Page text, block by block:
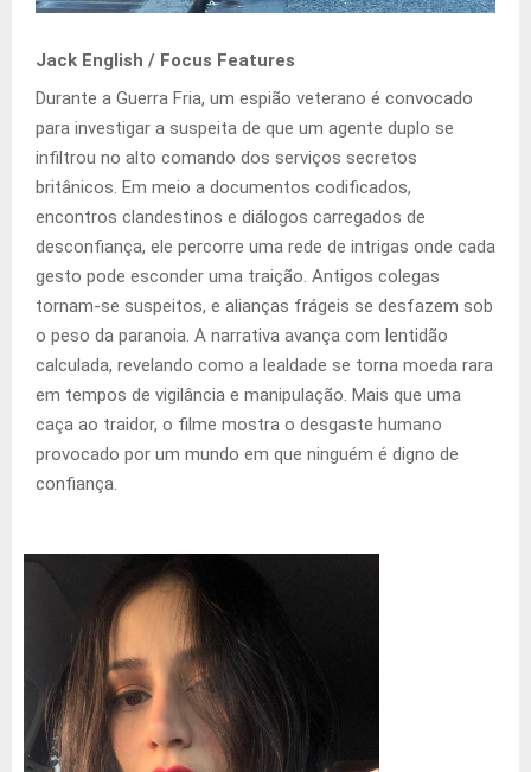
Jack English / Focus Features
Durante a Guerra Fria, um espião veterano é convocado
para investigar a suspeita de que um agente duplo se
infiltrou no alto comando dos serviços secretos
britânicos. Em meio a documentos codificados,
encontros clandestinos e diálogos carregados de
desconfiança, ele percorre uma rede de intrigas onde cada
gesto pode esconder uma traição. Antigos colegas
tornam-se suspeitos, e alianças frágeis se desfazem sob
o peso da paranoia. A narrativa avança com lentidão
calculada, revelando como a lealdade se torna moeda rara
em tempos de vigilância e manipulação. Mais que uma
caça ao traidor, o filme mostra o desgaste humano
provocado por um mundo em que ninguém é digno de
confiança.